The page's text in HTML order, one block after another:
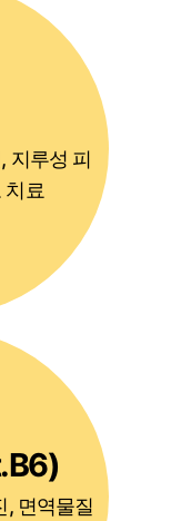
지루성 피
치료
, 면역물질